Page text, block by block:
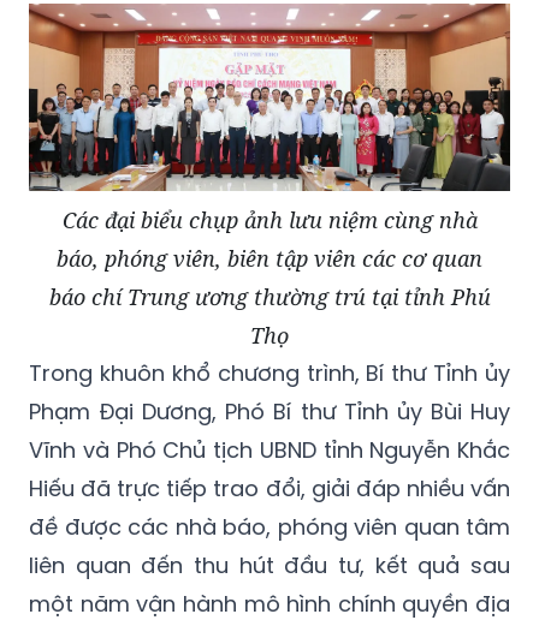
Các đại biểu chụp ảnh lưu niệm cùng nhà
báo, phóng viên, biên tập viên các cơ quan
báo chí Trung ương thường trú tại tỉnh Phú
Thọ
Trong khuôn khổ chương trình, Bí thư Tỉnh ủy
Phạm Đại Dương, Phó Bí thư Tỉnh ủy Bùi Huy
Vĩnh và Phó Chủ tịch UBND tỉnh Nguyễn Khắc
Hiếu đã trực tiếp trao đổi, giải đáp nhiều vấn
đề được các nhà báo, phóng viên quan tâm
liên quan đến thu hút đầu tư, kết quả sau
một năm vận hành mô hình chính quyền địa